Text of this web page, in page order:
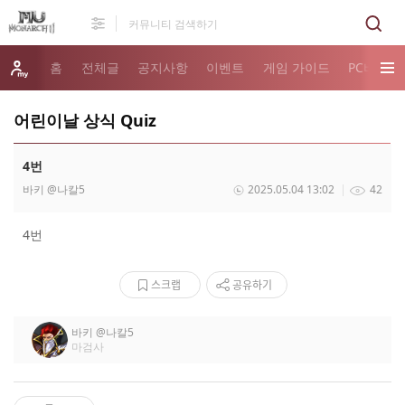
홈 전체글 공지사항 이벤트 게임 가이드 PC버전
어린이날 상식 Quiz
4번
바키@나칼5 42
2025.05.04 13:02
4번
스크랩 공유하기
바키@나칼5
마검사